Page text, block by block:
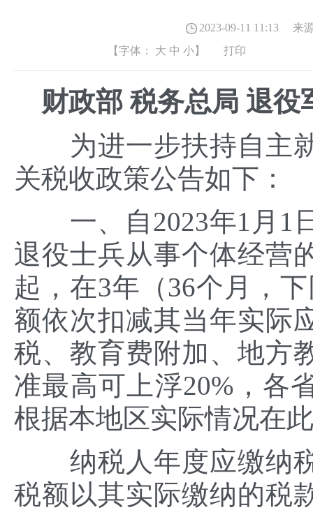
2023-09-11 11:13 来
【字体： 大 中 小】 打印
财政部 税务总局 退役
为进一步扶持自主就
关税收政策公告如下：
一、自2023年1月1日
退役士兵从事个体经营
起，在3年（36个月，
额依次扣减其当年实际
税、教育费附加、地方
准最高可上浮20%，各
根据本地区实际情况在
纳税人年度应缴纳税
税额以其实际缴纳的税